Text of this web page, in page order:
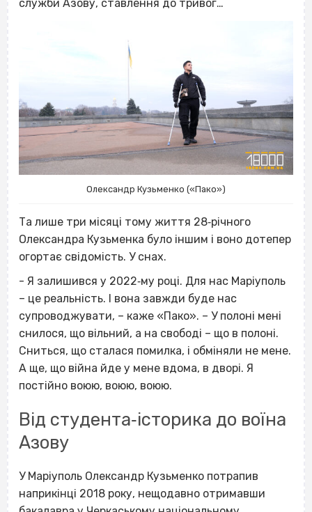
служби Азову, ставлення до тривог…
Олександр Кузьменко («Пако»)
Та лише три місяці тому життя 28‐річного
Олександра Кузьменка було іншим і воно дотепер
огортає свідомість. У снах.
- Я залишився у 2022‐му році. Для нас Маріуполь
– це реальність. І вона завжди буде нас
супроводжувати, – каже «Пако». – У полоні мені
снилося, що вільний, а на свободі – що в полоні.
Сниться, що сталася помилка, і обміняли не мене.
А ще, що війна йде у мене вдома, в дворі. Я
постійно воюю, воюю, воюю.
Від студента‐історика до воїна
Азову
У Маріуполь Олександр Кузьменко потрапив
наприкінці 2018 року, нещодавно отримавши